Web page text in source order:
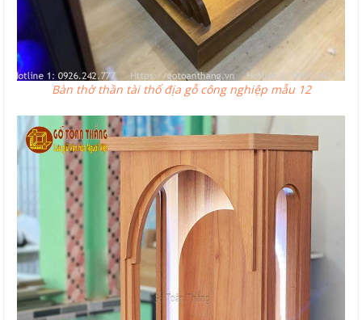
Bàn thờ thần tài thổ địa gỗ công nghiệp mẫu 12